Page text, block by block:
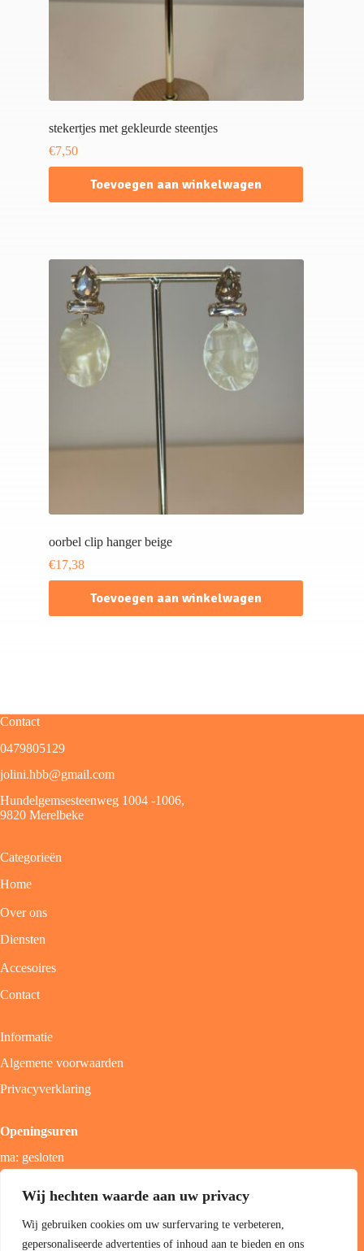
Wij hechten waarde aan uw privacy
Wij gebruiken cookies om uw surfervaring te verbeteren,
gepersonaliseerde advertenties of inhoud aan te bieden en ons
stekertjes met gekleurde steentjes
€7,50
Toevoegen aan winkelwagen
oorbel clip hanger beige
€17,38
Toevoegen aan winkelwagen
Contact
0479805129
jolini.hbb@gmail.com
Hundelgemsesteenweg 1004 -1006,
9820 Merelbeke
Categorieën
Home
Over ons
Diensten
Accesoires
Contact
Informatie
Algemene voorwaarden
Privacyverklaring
Openingsuren
ma: gesloten
zon; gesloten